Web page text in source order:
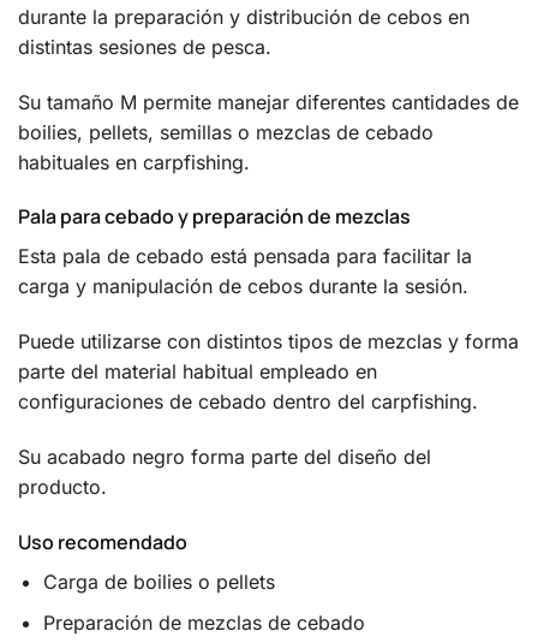
durante la preparación y distribución de cebos en
distintas sesiones de pesca.
Su tamaño M permite manejar diferentes cantidades de
boilies, pellets, semillas o mezclas de cebado
habituales en carpfishing.
Pala para cebado y preparación de mezclas
Esta pala de cebado está pensada para facilitar la
carga y manipulación de cebos durante la sesión.
Puede utilizarse con distintos tipos de mezclas y forma
parte del material habitual empleado en
configuraciones de cebado dentro del carpfishing.
Su acabado negro forma parte del diseño del
producto.
Uso recomendado
Carga de boilies o pellets
Preparación de mezclas de cebado